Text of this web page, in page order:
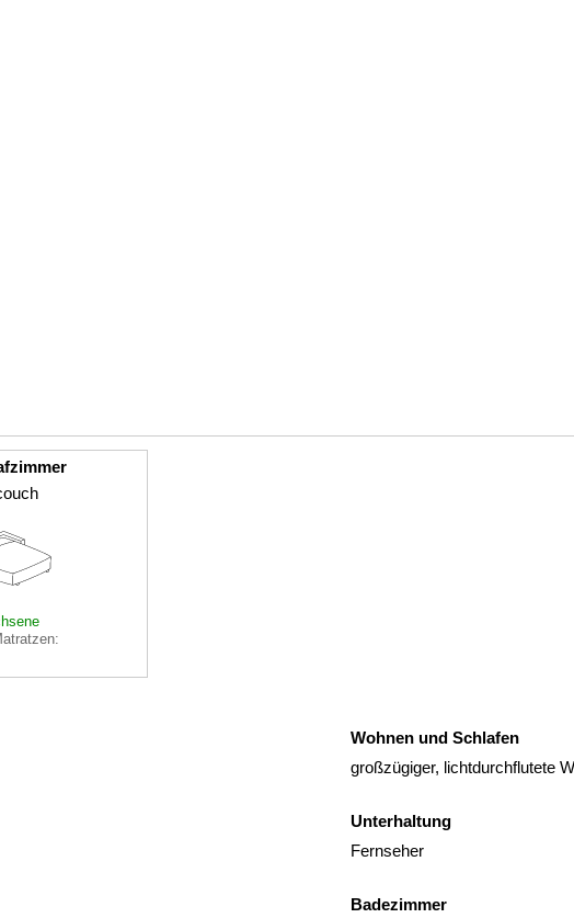
Wohnen und Schlafen
großzügiger, lichtdurchflutete
Unterhaltung
Fernseher
Badezimmer